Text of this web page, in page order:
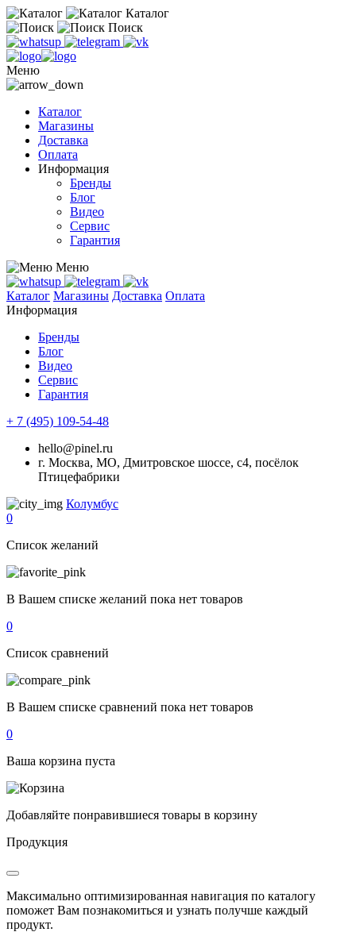
Каталог
Поиск
Меню
Каталог
Магазины
Доставка
Оплата
Информация
Бренды
Блог
Видео
Сервис
Гарантия
Меню
Каталог Магазины Доставка Оплата
Информация
Бренды
Блог
Видео
Сервис
Гарантия
+ 7 (495) 109-54-48
hello@pinel.ru
г. Москва, МО, Дмитровское шоссе, с4, посёлок
Птицефабрики
Колумбус
0
Список желаний
В Вашем списке желаний пока нет товаров
0
Список сравнений
В Вашем списке сравнений пока нет товаров
0
Ваша корзина пуста
Добавляйте понравившиеся товары в корзину
Продукция
Максимально оптимизированная навигация по каталогу
поможет Вам познакомиться и узнать получше каждый
продукт.